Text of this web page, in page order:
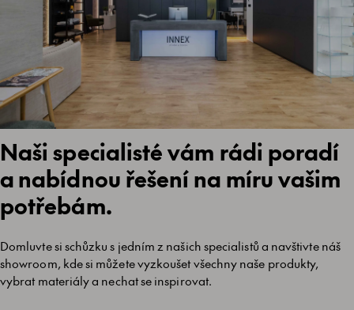
Naši specialisté vám rádi poradí
a nabídnou řešení na míru vašim
potřebám.
Domluvte si schůzku s jedním z našich specialistů a navštivte náš
showroom, kde si můžete vyzkoušet všechny naše produkty,
vybrat materiály a nechat se inspirovat.